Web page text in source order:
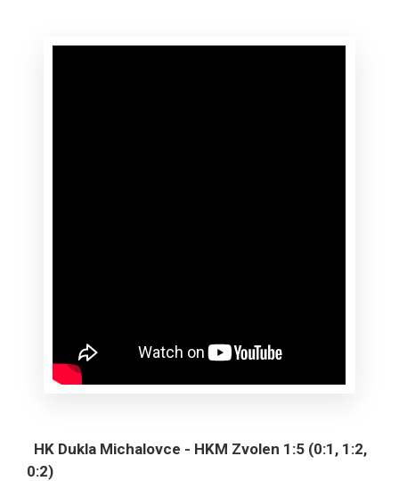
HK Dukla Michalovce - HKM Zvolen 1:5 (0:1, 1:2,
0:2)